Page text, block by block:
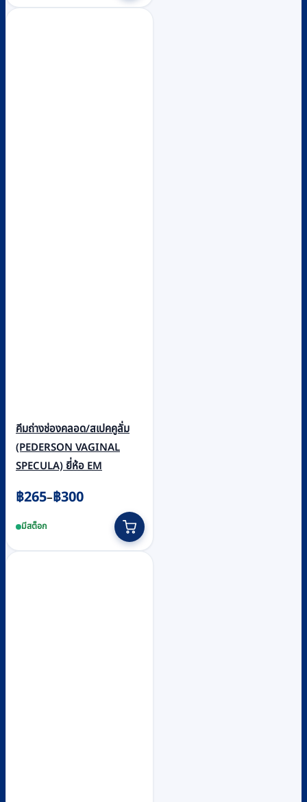
คีมถ่างช่องคลอด/สเปคคูลั่ม
(PEDERSON VAGINAL
SPECULA) ยี่ห้อ EM
฿265–฿300
Price
฿265
through
มีสต็อก
This
product
has